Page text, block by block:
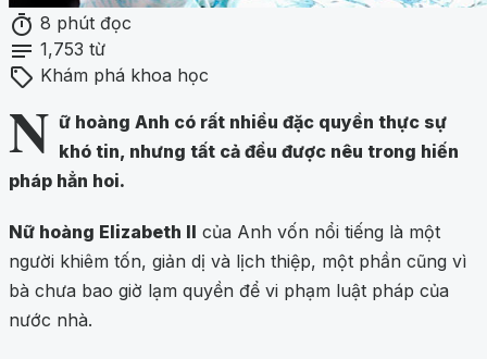
timer 8 phút đọc
notes 1,753 từ
sell Khám phá khoa học
N ữ hoàng Anh có rất nhiều đặc quyền thực sự
khó tin, nhưng tất cả đều được nêu trong hiến
pháp hẳn hoi.
Nữ hoàng Elizabeth II của Anh vốn nổi tiếng là một
người khiêm tốn, giản dị và lịch thiệp, một phần cũng vì
bà chưa bao giờ lạm quyền để vi phạm luật pháp của
nước nhà.